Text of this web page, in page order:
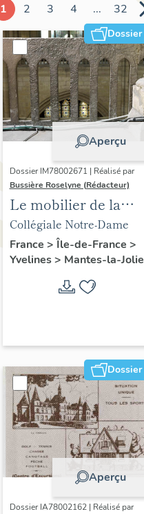
1 2 3 4 ... 32
Dossier
Aperçu
Dossier IM78002671 | Réalisé par
Bussière Roselyne (Rédacteur)
Le mobilier de la
collégiale
Collégiale Notre-Dame
France > Île-de-France >
Yvelines> Mantes-la-Jolie
Dossier
Aperçu
Dossier IA78002162 | Réalisé par